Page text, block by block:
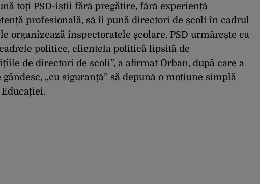
toți PSD-iștii fără pregătire, fără experiență
profesională, să îi pună directori de școli în cadrul
organizează inspectoratele școlare. PSD urmărește ca
politice, clientela politică lipsită de
de directori de școli”, a afirmat Orban, după care a
„cu siguranță” să depună o moțiune simplă